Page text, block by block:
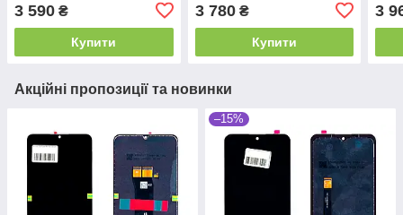
3 590 ₴
Купити
3 780₴
Купити
3
Акційні пропозиції та новинки
–15%